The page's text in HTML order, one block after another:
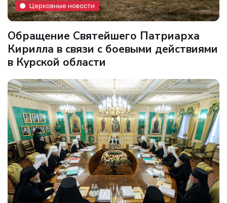
Церковные новости
Обращение Святейшего Патриарха
Кирилла в связи с боевыми действиями
в Курской области